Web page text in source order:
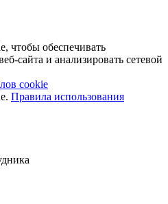
чтобы обеспечивать
сайта и анализировать сетевой
cookie
Правила использования